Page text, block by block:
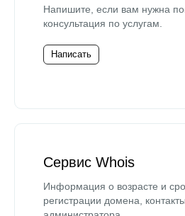
Напишите, если вам нужна
консультация по услугам.
Написать
Сервис Whois
Информация о возрасте и
регистрации домена, контакты